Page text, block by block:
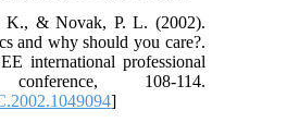
K., & Novak, P. L. (2002).
and why should you care?.
international professional
conference, 108-114.